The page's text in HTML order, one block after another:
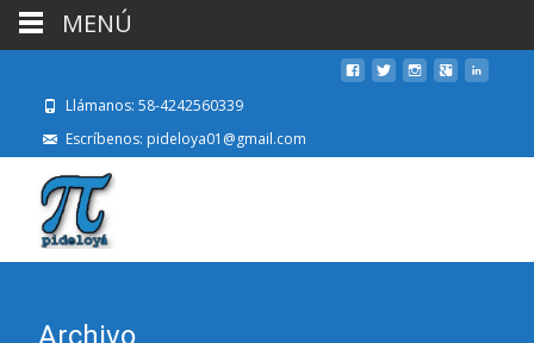
Llámanos: 58-4242560339
Escríbenos: pideloya01@gmail.com
Archivo
MENÚ